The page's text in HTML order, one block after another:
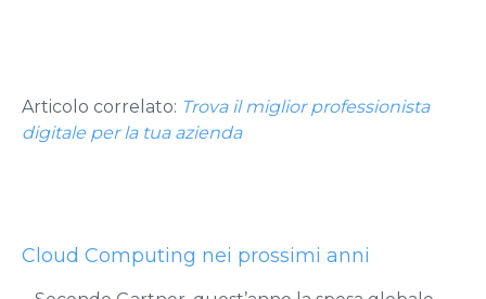
Articolo correlato: Trova il miglior professionista
digitale per la tua azienda
Cloud Computing nei prossimi anni